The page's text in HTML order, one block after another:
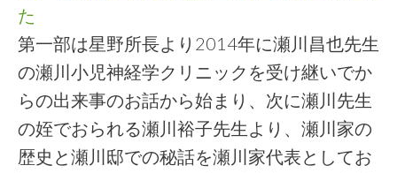
た
第一部は星野所長より2014年に瀬川昌也先生
の瀬川小児神経学クリニックを受け継いでか
らの出来事のお話から始まり、次に瀬川先生
の姪でおられる瀬川裕子先生より、瀬川家の
歴史と瀬川邸での秘話を瀬川家代表としてお